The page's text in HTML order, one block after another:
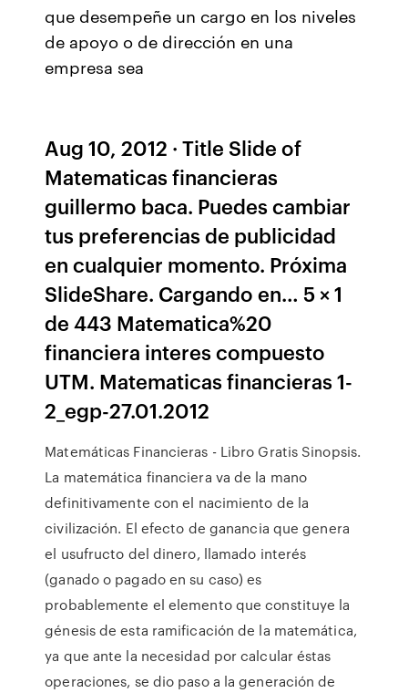
que desempeñe un cargo en los niveles
de apoyo o de dirección en una
empresa sea
Aug 10, 2012 · Title Slide of
Matematicas financieras
guillermo baca. Puedes cambiar
tus preferencias de publicidad
en cualquier momento. Próxima
SlideShare. Cargando en… 5 × 1
de 443 Matematica%20
financiera interes compuesto
UTM. Matematicas financieras 1-
2_egp-27.01.2012
Matemáticas Financieras - Libro Gratis Sinopsis.
La matemática financiera va de la mano
definitivamente con el nacimiento de la
civilización. El efecto de ganancia que genera
el usufructo del dinero, llamado interés
(ganado o pagado en su caso) es
probablemente el elemento que constituye la
génesis de esta ramificación de la matemática,
ya que ante la necesidad por calcular éstas
operaciones, se dio paso a la generación de